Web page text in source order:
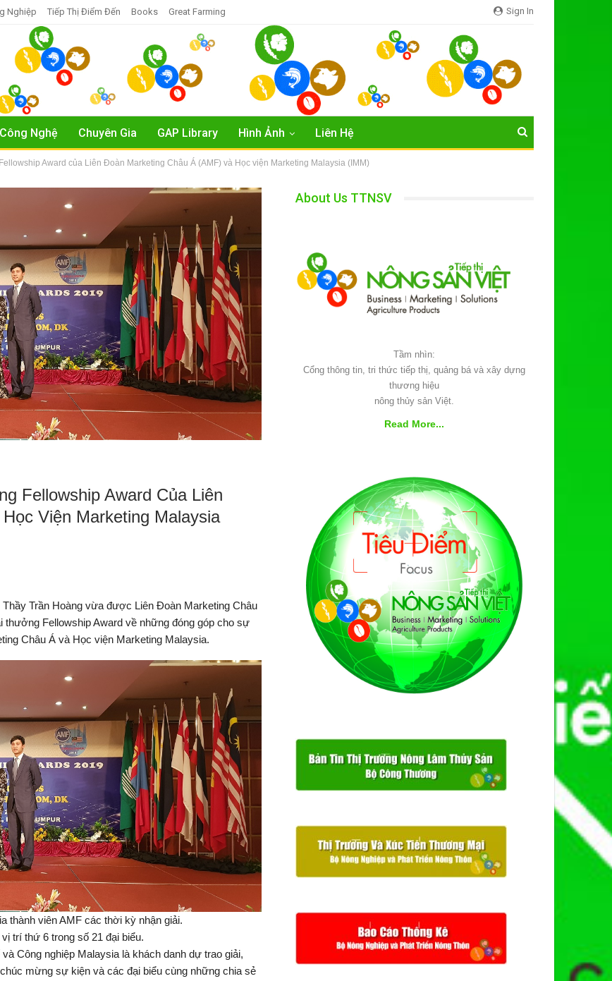
Sign In
Nghiệp Tiếp Thị Điểm Đến Books Great Farming
Công Nghệ Chuyên Gia GAP Library Hình Ảnh Liên Hệ
Award của Liên Đoàn Marketing Châu Á (AMF) và Học viện Marketing Malaysia (IMM)
Fellowship Award Của Liên
Viện Marketing Malaysia
Trần Hoàng vừa được Liên Đoàn Marketing Châu
Fellowship Award về những đóng góp cho sự
Châu Á và Học viện Marketing Malaysia.
thành viên AMF các thời kỳ nhận giải.
trí thứ 6 trong số 21 đại biểu.
Công nghiệp Malaysia là khách danh dự trao giải,
mừng sự kiện và các đại biểu cùng những chia sẻ
About Us TTNSV
Tầm nhìn:
Cổng thông tin, tri thức tiếp thị, quảng bá và xây dựng
thương hiệu
nông thủy sản Việt.
Read More...